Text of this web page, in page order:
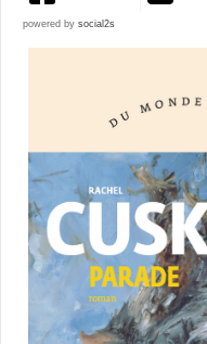
powered by social2s